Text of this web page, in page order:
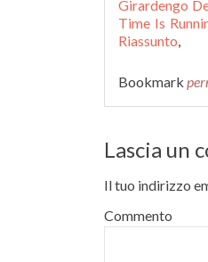
Girardengo
Time Is
Riassunto,
Bookmark
Lascia un
Il tuo indirizzo
Commento